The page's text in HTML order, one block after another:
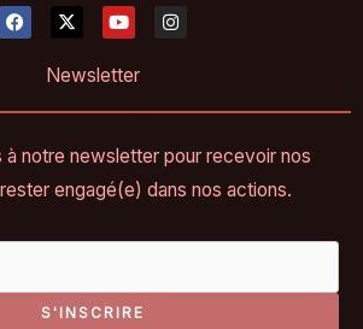
F
a
X
-
w
i
r
Y
o
t
u
I
n
m
Newsletter
à notre newsletter pour recevoir nos
engagé(e) dans nos actions.
S'INSCRIRE